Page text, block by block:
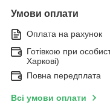
Умови оплати
Оплата на рахунок
Готівкою при
Харкові)
Повна передплата
Всі умови оплати